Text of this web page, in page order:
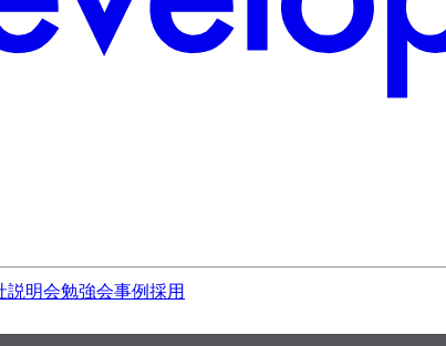
説明会勉強会事例採用